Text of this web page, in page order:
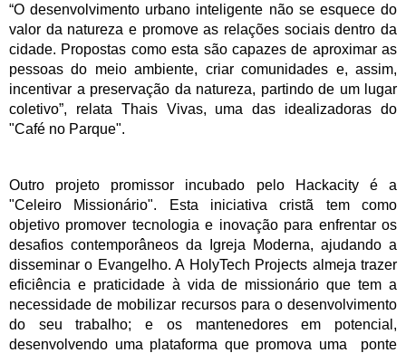
“O desenvolvimento urbano inteligente não se esquece do
valor da natureza e promove as relações sociais dentro da
cidade. Propostas como esta são capazes de aproximar as
pessoas do meio ambiente, criar comunidades e, assim,
incentivar a preservação da natureza, partindo de um lugar
coletivo”, relata Thais Vivas, uma das idealizadoras do
"Café no Parque".
Outro projeto promissor incubado pelo Hackacity é a
"Celeiro Missionário". Esta iniciativa cristã tem como
objetivo promover tecnologia e inovação para enfrentar os
desafios contemporâneos da Igreja Moderna, ajudando a
disseminar o Evangelho. A HolyTech Projects almeja trazer
eficiência e praticidade à vida de missionário que tem a
necessidade de mobilizar recursos para o desenvolvimento
do seu trabalho; e os mantenedores em potencial,
desenvolvendo uma plataforma que promova uma ponte